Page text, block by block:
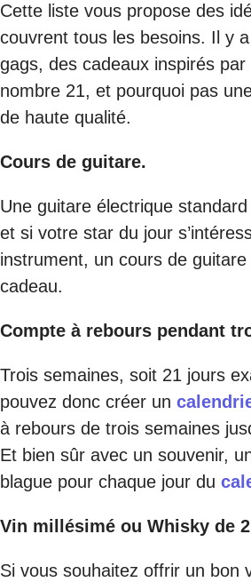
Cette liste vous propose des
couvrent tous les besoins. Il y
gags, des cadeaux inspirés
nombre 21, et pourquoi pas
de haute qualité.
Cours de guitare.
Une guitare électrique
et si votre star du jour
instrument, un cours de
cadeau.
Compte à rebours pendant
Trois semaines, soit 21 jours
pouvez donc créer un
à rebours de trois semaines
Et bien sûr avec un souvenir,
blague pour chaque jour du
Vin millésimé ou Whisky de
Si vous souhaitez offrir un bon